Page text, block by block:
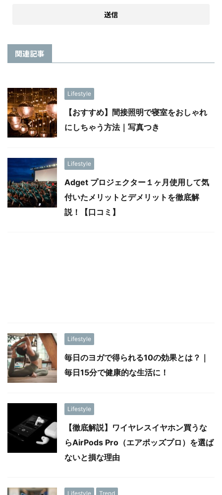
関連記事
Lifestyle
【おすすめ】間接照明で寝室をおしゃれ
にしちゃう方法｜写真つき
Lifestyle
Adget プロジェクター１ヶ月使用して気
付いたメリットとデメリットを徹底解
説！【口コミ】
Lifestyle
毎日のヨガで得られる10の効果とは？｜
毎日15分で健康的な生活に！
Lifestyle
【徹底解説】ワイヤレスイヤホン買うな
らAirPods Pro（エアポッズプロ）を選ば
ないと損な理由
Lifestyle Trend